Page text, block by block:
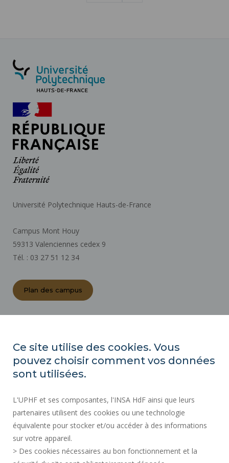
Université Polytechnique Hauts-de-France
Campus Mont Houy
59313 Valenciennes cedex 9
Tél. : 03 27 51 12 34
Plan des campus
PLAN DU SITE
PLAN DES CAMPUS
MENTIONS LÉGALES
CONTACTS
SERVICES PUBLICS +
Ce site utilise des cookies. Vous
pouvez choisir comment vos données
sont utilisées.
L'UPHF et ses composantes, l'INSA HdF ainsi que leurs
partenaires utilisent des cookies ou une technologie
équivalente pour stocker et/ou accéder à des informations
sur votre appareil.
> Des cookies nécessaires au bon fonctionnement et la